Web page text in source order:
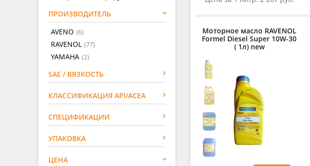
ПРОИЗВОДИТЕЛЬ
AVENO (6)
RAVENOL (77)
YAMAHA (2)
SAE / ВЯЗКОСТЬ
КЛАССИФИКАЦИЯ API/ACEA
СПЕЦИФИКАЦИИ
УПАКОВКА
ЦЕНА
Моторное масло RAVENOL
Formel Diesel Super 10W-30
( 1л) new